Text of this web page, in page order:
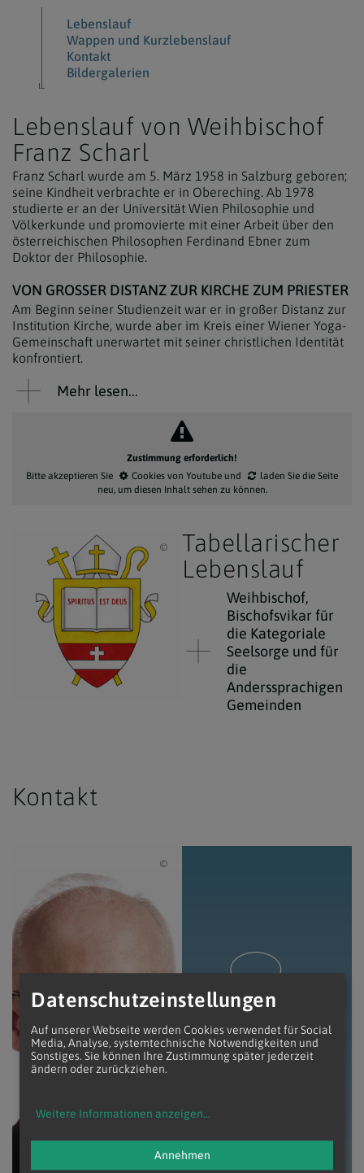
Lebenslauf
Wappen und Kurzlebenslauf
Kontakt
Bildergalerien
Lebenslauf von Weihbischof
Franz Scharl
Franz Scharl wurde am 5. März 1958 in Salzburg geboren;
seine Kindheit verbrachte er in Obereching. Ab 1978
studierte er an der Universität Wien Philosophie und
Völkerkunde und promovierte mit einer Arbeit über den
österreichischen Philosophen Ferdinand Ebner zum
Doktor der Philosophie.
VON GROSSER DISTANZ ZUR KIRCHE ZUM PRIESTER
Am Beginn seiner Studienzeit war er in großer Distanz zur
Institution Kirche, wurde aber im Kreis einer Wiener Yoga-
Gemeinschaft unerwartet mit seiner christlichen Identität
konfrontiert.
Mehr lesen...
Zustimmung erforderlich!
Bitte akzeptieren Sie
Cookies von Youtube und
laden Sie die Seite
neu , um diesen Inhalt sehen zu können.
Erzdiözese Wien / Bischofswappen von
Tabellarischer
Lebenslauf
Weihbischof,
Bischofsvikar für
die Kategoriale
Seelsorge und für
die
Anderssprachigen
Gemeinden
Kontakt
Franz
Scharl
Datenschutzeinstellungen
Auf unserer Webseite werden Cookies verwendet für Social
Media, Analyse, systemtechnische Notwendigkeiten und
Sonstiges. Sie können Ihre Zustimmung später jederzeit
ändern oder zurückziehen.
Weitere Informationen anzeigen...
Annehmen